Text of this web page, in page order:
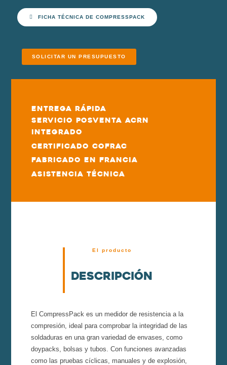
FICHA TÉCNICA DE COMPRESSPACK
SOLICITAR UN PRESUPUESTO
Entrega rápida
Servicio posventa ACRN
integrado
Certificado COFRAC
Fabricado en Francia
Asistencia técnica
El producto
Descripción
El CompressPack es un medidor de resistencia a la
compresión, ideal para comprobar la integridad de las
soldaduras en una gran variedad de envases, como
doypacks, bolsas y tubos. Con funciones avanzadas
como las pruebas cíclicas, manuales y de explosión,